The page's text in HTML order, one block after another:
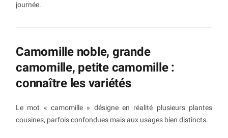
journée.
Camomille noble, grande
camomille, petite camomille :
connaître les variétés
Le mot « camomille » désigne en réalité plusieurs plantes
cousines, parfois confondues mais aux usages bien distincts.